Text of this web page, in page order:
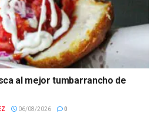
al mejor tumbarrancho de
06/08/2026 0